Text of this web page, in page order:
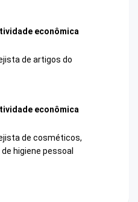
econômica
de artigos do
econômica
de cosméticos,
higiene pessoal